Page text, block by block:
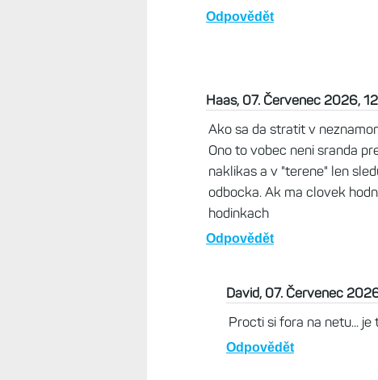
Odpovědět
Haas, 07. Červenec 2026,
Ako sa da stratit v
Ono to vobec neni sranda
naklikas a v "terene" len
odbocka. Ak ma clovek
hodinkach
Odpovědět
David, 07. Červenec
Procti si fora na netu...
Odpovědět